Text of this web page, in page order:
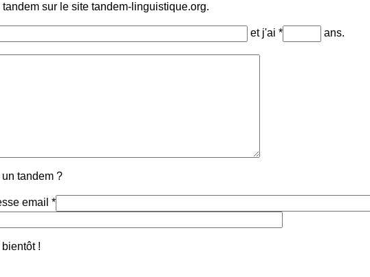
sur le site tandem-linguistique.org.
et j'ai * ans.
tandem ?
email *
!